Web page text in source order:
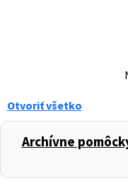
Otvoriť všetko
Archívne
,